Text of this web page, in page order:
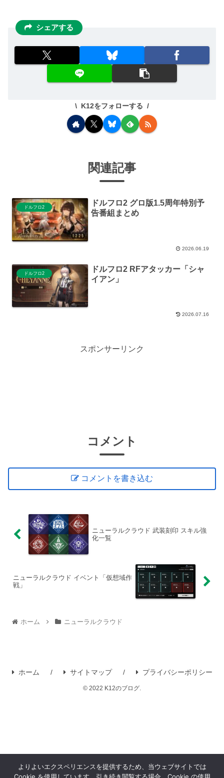
シェアする
K12をフォローする
関連記事
ドルフロ2
ドルフロ2 グロ版1.5周年特別予
告番組まとめ
2026.06.19
ドルフロ2
ドルフロ2 RFアタッカー「シャ
イアン」
2026.07.16
スポンサーリンク
コメント
コメントを書き込む
ニューラルクラウド 武装刻印 スキル強
化一覧
ニューラルクラウド イベント「仮想域作
戦」
ホーム ニューラルクラウド
ホーム サイトマップ プライバシーポリシー
© 2022 K12のブログ.
よりよいエクスペリエンスを提供するため、当ウェブサイトでは